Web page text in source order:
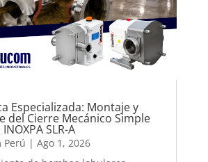
Especializada: Montaje y
del Cierre Mecánico Simple
SLR-A
Perú | Ago 1, 2026